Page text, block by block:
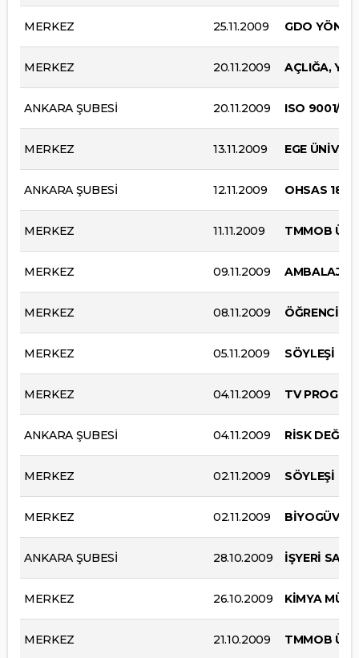
MERKEZ 25.11.2009 GDO
MERKEZ 20.11.2009 AÇLIĞA,
ANKARA ŞUBESİ 20.11.2009 ISO 9001/
MERKEZ 13.11.2009 EGE
ANKARA ŞUBESİ 12.11.2009 OHSAS
MERKEZ 11.11.2009 TMMOB
MERKEZ 09.11.2009 AMBALAJ
MERKEZ 08.11.2009 ÖĞRENCİ
MERKEZ 05.11.2009 SÖYLEŞİ
MERKEZ 04.11.2009 TV
ANKARA ŞUBESİ 04.11.2009 RİSK
MERKEZ 02.11.2009 SÖYLEŞİ
MERKEZ 02.11.2009
ANKARA ŞUBESİ 28.10.2009 İŞYERİ
MERKEZ 26.10.2009 KİMYA
MERKEZ 21.10.2009 TMMOB